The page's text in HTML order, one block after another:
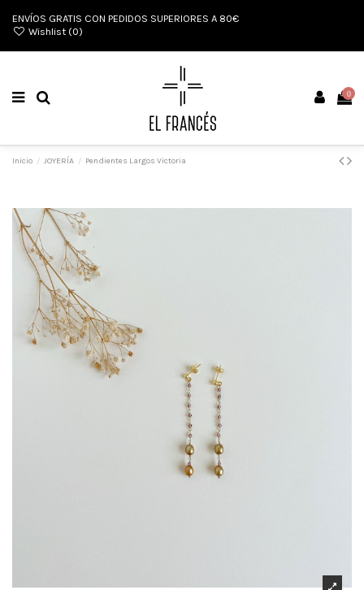
ENVÍOS GRATIS CON PEDIDOS SUPERIORES A 80€
Wishlist (0)
0
Inicio JOYERÍA Pendientes Largos Victoria